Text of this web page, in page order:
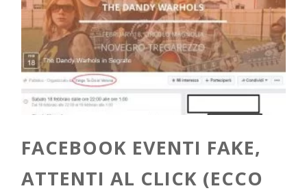
FACEBOOK EVENTI FAKE,
ATTENTI AL CLICK (ECCO